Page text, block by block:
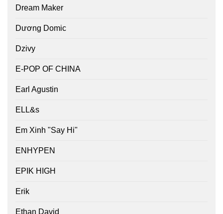
Dream Maker
Dương Domic
Dzivy
E-POP OF CHINA
Earl Agustin
ELL&s
Em Xinh "Say Hi"
ENHYPEN
EPIK HIGH
Erik
Ethan David